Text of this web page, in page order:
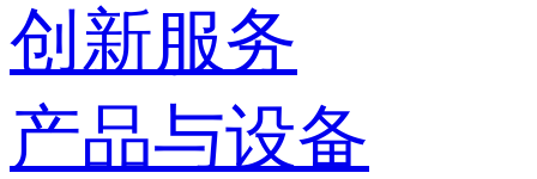
创新服务
产品与设备